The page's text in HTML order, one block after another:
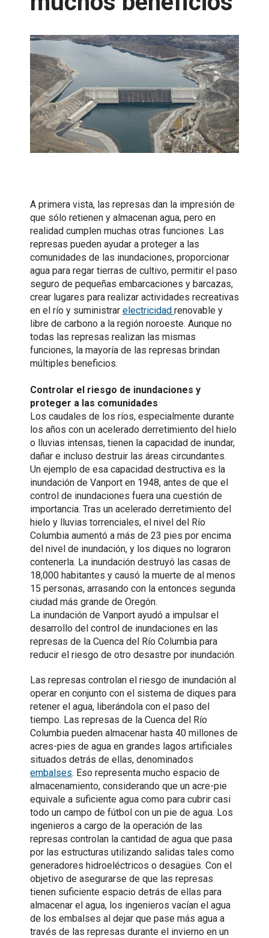
Reservoirs
Dams
Integrating renewables
Power generation
Grid resilience
Resource adequacy
Transmission
Geomagnetic storms
A primera vista, las represas dan la impresión de
que sólo retienen y almacenan agua, pero en
realidad cumplen muchas otras funciones. Las
represas pueden ayudar a proteger a las
comunidades de las inundaciones, proporcionar
agua para regar tierras de cultivo, permitir el paso
seguro de pequeñas embarcaciones y barcazas,
crear lugares para realizar actividades recreativas
en el río y suministrar electricidad renovable y
libre de carbono a la región noroeste. Aunque no
todas las represas realizan las mismas
funciones, la mayoría de las represas brindan
múltiples beneficios.
Controlar el riesgo de inundaciones y
proteger a las comunidades
Los caudales de los ríos, especialmente durante
los años con un acelerado derretimiento del hielo
o lluvias intensas, tienen la capacidad de inundar,
dañar e incluso destruir las áreas circundantes.
Un ejemplo de esa capacidad destructiva es la
inundación de Vanport en 1948, antes de que el
control de inundaciones fuera una cuestión de
importancia. Tras un acelerado derretimiento del
hielo y lluvias torrenciales, el nivel del Río
Columbia aumentó a más de 23 pies por encima
del nivel de inundación, y los diques no lograron
contenerla. La inundación destruyó las casas de
18,000 habitantes y causó la muerte de al menos
15 personas, arrasando con la entonces segunda
ciudad más grande de Oregón.
La inundación de Vanport ayudó a impulsar el
desarrollo del control de inundaciones en las
represas de la Cuenca del Río Columbia para
reducir el riesgo de otro desastre por inundación.
Las represas controlan el riesgo de inundación al
operar en conjunto con el sistema de diques para
retener el agua, liberándola con el paso del
tiempo. Las represas de la Cuenca del Río
Columbia pueden almacenar hasta 40 millones de
acres-pies de agua en grandes lagos artificiales
situados detrás de ellas, denominados
embalses. Eso representa mucho espacio de
almacenamiento, considerando que un acre-pie
equivale a suficiente agua como para cubrir casi
todo un campo de fútbol con un pie de agua. Los
ingenieros a cargo de la operación de las
represas controlan la cantidad de agua que pasa
por las estructuras utilizando salidas tales como
generadores hidroeléctricos o desagües. Con el
objetivo de asegurarse de que las represas
tienen suficiente espacio detrás de ellas para
almacenar el agua, los ingenieros vacían el agua
de los embalses al dejar que pase más agua a
través de las represas durante el invierno en un